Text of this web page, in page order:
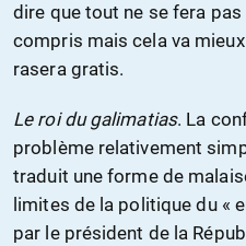
dire que tout ne se fera pas
compris mais cela va
rasera gratis.
Le roi du galimatias. La
problème relativement
traduit une forme de
limites de la politique du «
par le président de la